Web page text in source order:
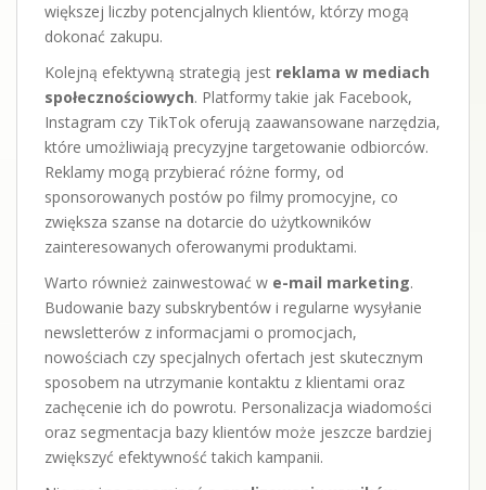
większej liczby potencjalnych klientów, którzy mogą
dokonać zakupu.
Kolejną efektywną strategią jest reklama w mediach
społecznościowych. Platformy takie jak Facebook,
Instagram czy TikTok oferują zaawansowane narzędzia,
które umożliwiają precyzyjne targetowanie odbiorców.
Reklamy mogą przybierać różne formy, od
sponsorowanych postów po filmy promocyjne, co
zwiększa szanse na dotarcie do użytkowników
zainteresowanych oferowanymi produktami.
Warto również zainwestować w e-mail marketing.
Budowanie bazy subskrybentów i regularne wysyłanie
newsletterów z informacjami o promocjach,
nowościach czy specjalnych ofertach jest skutecznym
sposobem na utrzymanie kontaktu z klientami oraz
zachęcenie ich do powrotu. Personalizacja wiadomości
oraz segmentacja bazy klientów może jeszcze bardziej
zwiększyć efektywność takich kampanii.